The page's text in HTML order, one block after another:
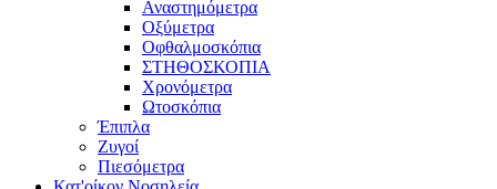
Αναστημόμετρα
Οξύμετρα
Οφθαλμοσκόπια
ΣΤΗΘΟΣΚΟΠΙΑ
Χρονόμετρα
Ωτοσκόπια
Έπιπλα
Ζυγοί
Πιεσόμετρα